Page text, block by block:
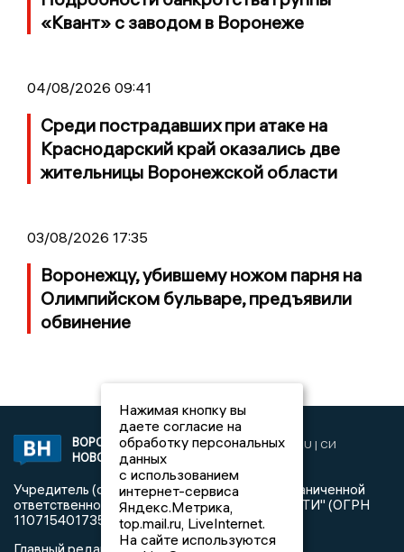
«Квант» с заводом в Воронеже
04/08/2026 09:41
Среди пострадавших при атаке на
Краснодарский край оказались две
жительницы Воронежской области
03/08/2026 17:35
Воронежцу, убившему ножом парня на
Олимпийском бульваре, предъявили
обвинение
ВОРОНЕЖСКИЕ
НОВОСТИ
2019 © VORONEZHNEWS.RU | СИ
«Воронежские новости»
Учредитель (соучредители): Общество с ограниченной
ответственностью "РЕГИОНАЛЬНЫЕ НОВОСТИ" (ОГРН
1107154017354)
Нажимая кнопку вы
даете согласие на
обработку персональных
данных
с использованием
интернет-сервиса
Яндекс.Метрика,
top.mail.ru, LiveInternet.
На сайте используются